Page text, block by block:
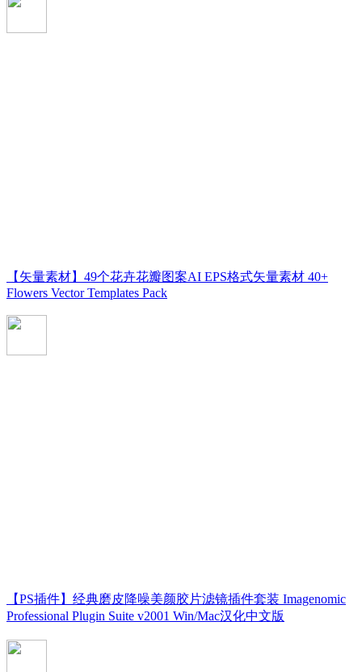
【矢量素材】49个花卉花瓣图案AI EPS格式矢量素材 40+
Flowers Vector Templates Pack
【PS插件】经典磨皮降噪美颜胶片滤镜插件套装 Imagenomic
Professional Plugin Suite v2001 Win/Mac汉化中文版